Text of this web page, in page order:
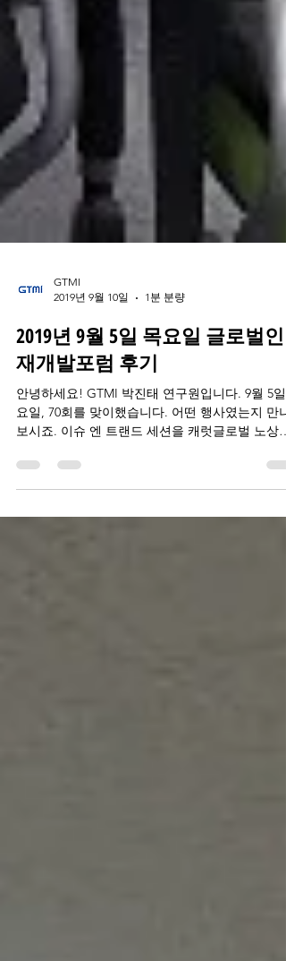
2019년 9월 10일
1분 분량
2019년 9월 5일 목요일 글로벌인
재개발포럼 후기
안녕하세요!​ GTMI 박진태 연구원입니다.​ 9월 5일
요일, 70회를 맞이했습니다. 어떤 행사였는지 만나
보시죠. 이슈 엔 트랜드 세션을 캐럿글로벌 노상충